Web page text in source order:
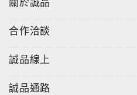
性、半定量到量化的方式介
法之後以實際工業應用實例
一特色。此外，對於高科技
亦有所著墨。木書除可供業
教本或參考書。
合作洽談
誠品線上
誠品通路